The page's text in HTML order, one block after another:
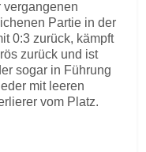
Partie in der
0:3 zurück, kämpft
zurück und ist
sogar in Führung
mit leeren
vom Platz.